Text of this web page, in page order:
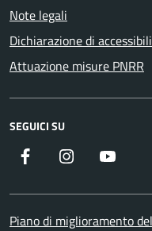
Note legali
Dichiarazione di
Attuazione misure PNRR
SEGUICI SU
Facebook Instagram
Piano di miglioramento